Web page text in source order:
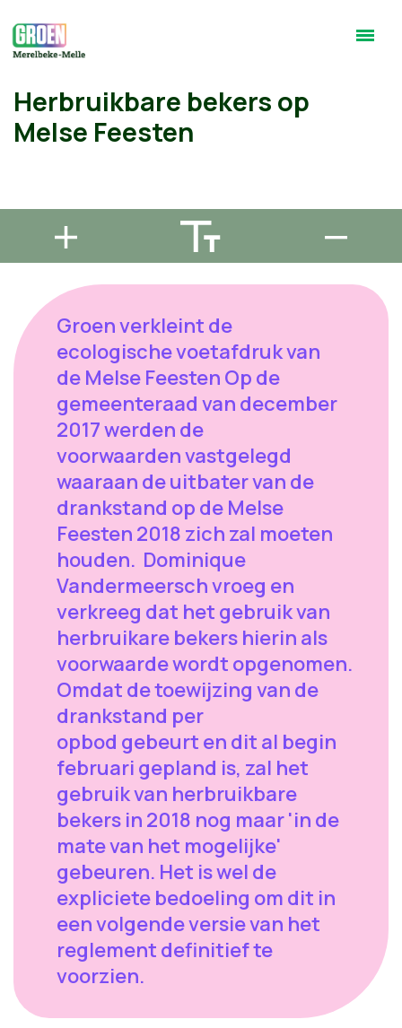
Herbruikbare bekers op
Melse Feesten
Groen verkleint de
ecologische voetafdruk van
de Melse Feesten Op de
gemeenteraad van december
2017 werden de
voorwaarden vastgelegd
waaraan de uitbater van de
drankstand op de Melse
Feesten 2018 zich zal moeten
houden. Dominique
Vandermeersch vroeg en
verkreeg dat het gebruik van
herbruikare bekers hierin als
voorwaarde wordt opgenomen.
Omdat de toewijzing van de
drankstand per
opbod gebeurt en dit al begin
februari gepland is, zal het
gebruik van herbruikbare
bekers in 2018 nog maar 'in de
mate van het mogelijke'
gebeuren. Het is wel de
expliciete bedoeling om dit in
een volgende versie van het
reglement definitief te
voorzien.